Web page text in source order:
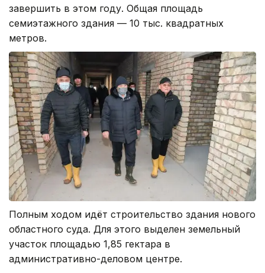
завершить в этом году. Общая площадь
семиэтажного здания — 10 тыс. квадратных
метров.
Полным ходом идёт строительство здания нового
областного суда. Для этого выделен земельный
участок площадью 1,85 гектара в
административно-деловом центре.